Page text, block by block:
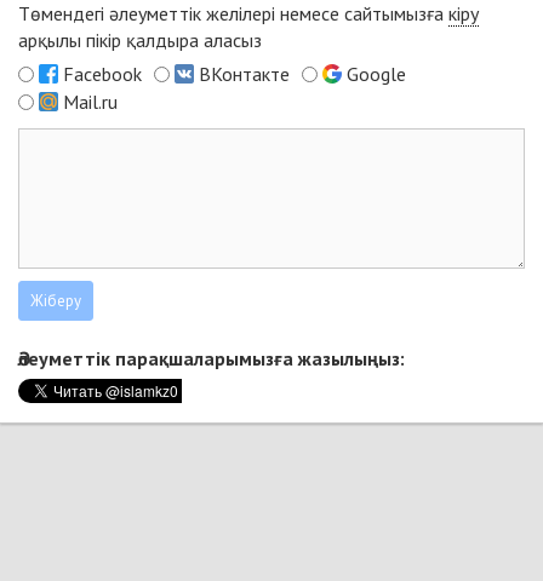
Төмендегі әлеуметтік желілері немесе сайтымызға кіру
арқылы пікір қалдыра аласыз
Facebook
ВКонтакте
Google
Mail.ru
Әлеуметтік парақшаларымызға жазылыңыз: